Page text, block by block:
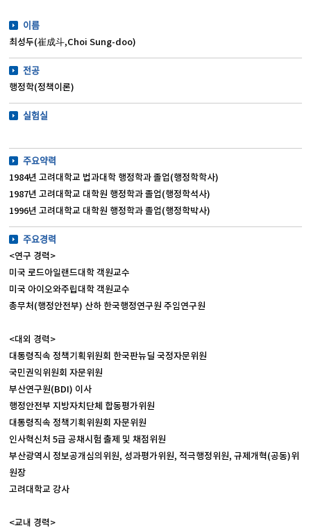
이름
최성두(崔成斗,Choi Sung-doo)
전공
행정학(정책이론)
실험실
주요약력
1984년 고려대학교 법과대학 행정학과 졸업(행정학학사)
1987년 고려대학교 대학원 행정학과 졸업(행정학석사)
1996년 고려대학교 대학원 행정학과 졸업(행정학박사)
주요경력
<연구 경력>
미국 로드아일랜드대학 객원교수
미국 아이오와주립대학 객원교수
총무처(행정안전부) 산하 한국행정연구원 주임연구원
<대외 경력>
대통령직속 정책기획위원회 한국판뉴딜 국정자문위원
국민권익위원회 자문위원
부산연구원(BDI) 이사
행정안전부 지방자치단체 합동평가위원
대통령직속 정책기획위원회 자문위원
인사혁신처 5급 공채시험 출제 및 채점위원
부산광역시 정보공개심의위원, 성과평가위원, 적극행정위원, 규제개혁(공동)위
원장
고려대학교 강사
<교내 경력>